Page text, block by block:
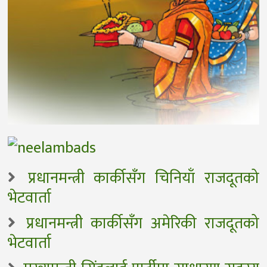
प्रधानमन्त्री कार्कीसँग चिनियाँ राजदूतको
भेटवार्ता
प्रधानमन्त्री कार्कीसँग अमेरिकी राजदूतको
भेटवार्ता